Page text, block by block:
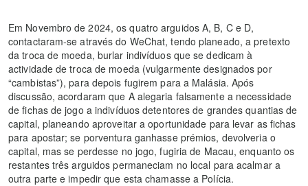
Em Novembro de 2024, os quatro arguidos A, B, C e D,
contactaram-se através do WeChat, tendo planeado, a pretexto
da troca de moeda, burlar indivíduos que se dedicam à
actividade de troca de moeda (vulgarmente designados por
“cambistas”), para depois fugirem para a Malásia. Após
discussão, acordaram que A alegaria falsamente a necessidade
de fichas de jogo a indivíduos detentores de grandes quantias de
capital, planeando aproveitar a oportunidade para levar as fichas
para apostar; se porventura ganhasse prémios, devolveria o
capital, mas se perdesse no jogo, fugiria de Macau, enquanto os
restantes três arguidos permaneciam no local para acalmar a
outra parte e impedir que esta chamasse a Polícia.